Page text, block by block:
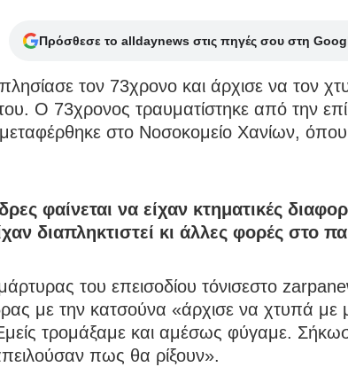
Πρόσθεσε το alldaynews στις πηγές σου στη
τον 73χρονο και άρχισε να τον
Ο 73χρονος τραυματίστηκε από την
στο Νοσοκομείο Χανίων, όπου
φαίνεται να είχαν κτηματικές
διαπληκτιστεί κι άλλες φορές στο
του επεισοδίου τόνισεστο
με την κατσούνα «άρχισε να χτυπά με
τρομάξαμε και αμέσως φύγαμε.
πως θα ρίξουν».